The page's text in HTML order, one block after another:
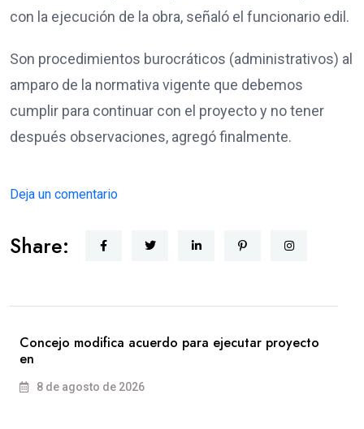
con la ejecución de la obra, señaló el funcionario edil.
Son procedimientos burocráticos (administrativos) al
amparo de la normativa vigente que debemos
cumplir para continuar con el proyecto y no tener
después observaciones, agregó finalmente.
Deja un comentario
Share:
Concejo modifica acuerdo para ejecutar proyecto
en
8 de agosto de 2026